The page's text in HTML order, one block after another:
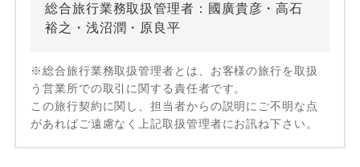
総合旅行業務取扱管理者：國廣貴彦・高石
裕之・浅沼潤・原良平
※総合旅行業務取扱管理者とは、お客様の旅行を取扱
う営業所での取引に関する責任者です。
この旅行契約に関し、担当者からの説明にご不明な点
があればご遠慮なく上記取扱管理者にお訊ね下さい。